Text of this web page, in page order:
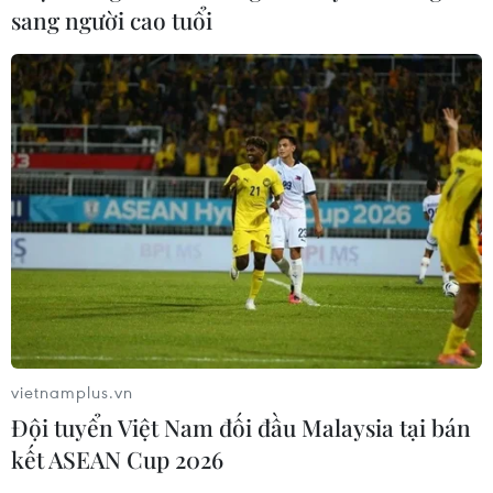
quá trình phát triển ung thư
02/08/2026 09:43
Phương pháp mới giúp phát hiện
sớm bệnh Alzheimer
30/07/2026 14:27
Virus H5N1 lây lan trong quần thể
chim bản địa tại Australia
UNAIDS cảnh báo nguy cơ đại dịch
sang người cao tuổi
vietnamplus.vn
Đội tuyển Việt Nam đối đầu Malaysia tại bán
kết ASEAN Cup 2026